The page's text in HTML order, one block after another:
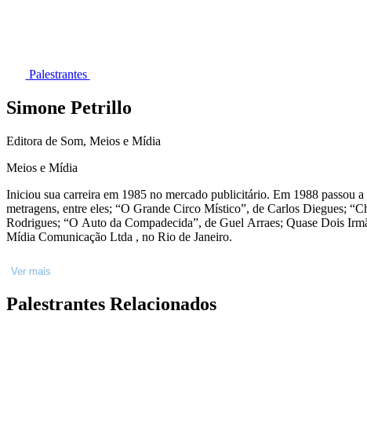
Palestrantes
Simone Petrillo
Editora de Som, Meios e Mídia
Meios e Mídia
Iniciou sua carreira em 1985 no mercado publicitário. Em 1988 passou
metragens, entre eles; “O Grande Circo Místico”, de Carlos Diegues;
Rodrigues; “O Auto da Compadecida”, de Guel Arraes; Quase Dois
Mídia Comunicação Ltda , no Rio de Janeiro.
Ver mais
Palestrantes Relacionados